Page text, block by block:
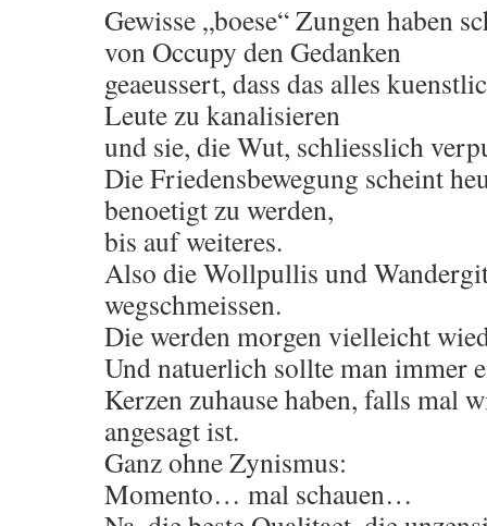
Gewisse „boese“ Zungen haben
von Occupy den Gedanken
geaeussert, dass das alles
Leute zu kanalisieren
und sie, die Wut, schliesslich
Die Friedensbewegung scheint
benoetigt zu werden,
bis auf weiteres.
Also die Wollpullis und
wegschmeissen.
Die werden morgen vielleicht
Und natuerlich sollte man immer
Kerzen zuhause haben, falls mal
angesagt ist.
Ganz ohne Zynismus:
Momento… mal schauen…